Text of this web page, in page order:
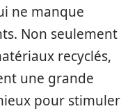
ne manque
Non seulement
recyclés,
une grande
pour stimuler